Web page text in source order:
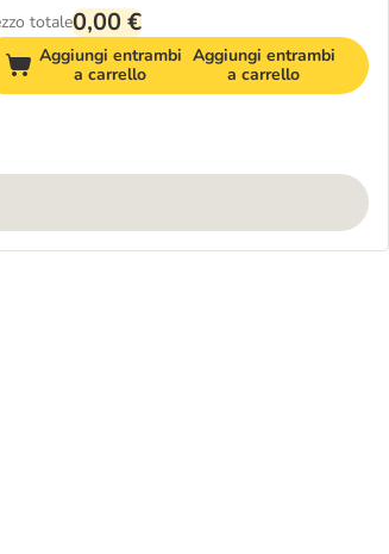
totale0,00 €
Aggiungi entrambi
a carrello
Aggiungi entrambi
a carrello